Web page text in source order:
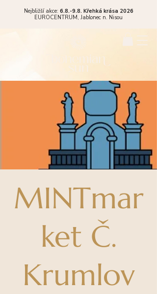
Nejbližší akce: 6.8.-9.8. Křehká krása 2026
EUROCENTRUM, Jablonec n. Nisou
MINTmar
ket Č.
Krumlov